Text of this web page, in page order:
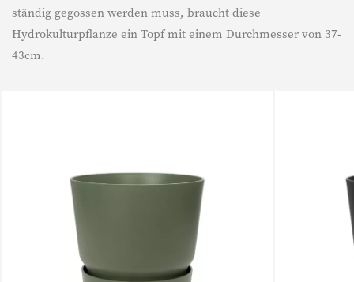
ständig gegossen werden muss, braucht diese
Hydrokulturpflanze ein Topf mit einem Durchmesser von 37-
43cm.